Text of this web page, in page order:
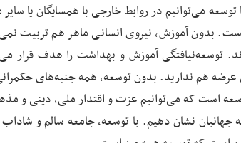
می‌توانیم در روابط خارجی با همسایگان یا
بدون آموزش، نیروی انسانی ماهر هم تربیت
توسعه‌نیافتگی آموزش و بهداشت را هدف قرار
هم ندارید. بدون توسعه،‌ همه جنبه‌های
است که می‌توانیم عزت و اقتدار ملی، دینی و
جهانیان نشان دهیم. با توسعه، جامعه سالم و